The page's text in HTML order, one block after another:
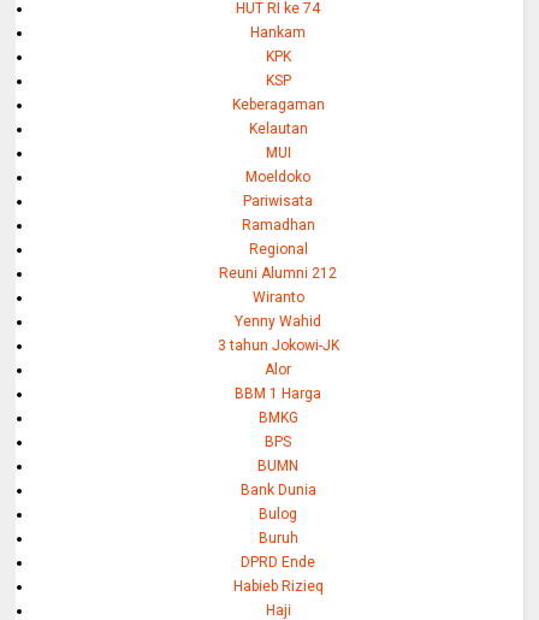
HUT RI ke 74
Hankam
KPK
KSP
Keberagaman
Kelautan
MUI
Moeldoko
Pariwisata
Ramadhan
Regional
Reuni Alumni 212
Wiranto
Yenny Wahid
3 tahun Jokowi-JK
Alor
BBM 1 Harga
BMKG
BPS
BUMN
Bank Dunia
Bulog
Buruh
DPRD Ende
Habieb Rizieq
Haji